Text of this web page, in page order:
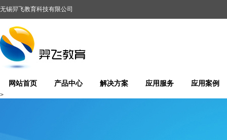
无锡羿飞教育科技有限公司
网站首页 产品中心 解决方案 应用服务 应用案例
>